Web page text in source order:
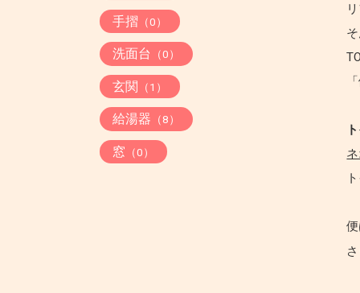
手摺 （0）
洗面台 （0）
玄関 （1）
給湯器 （8）
窓 （0）